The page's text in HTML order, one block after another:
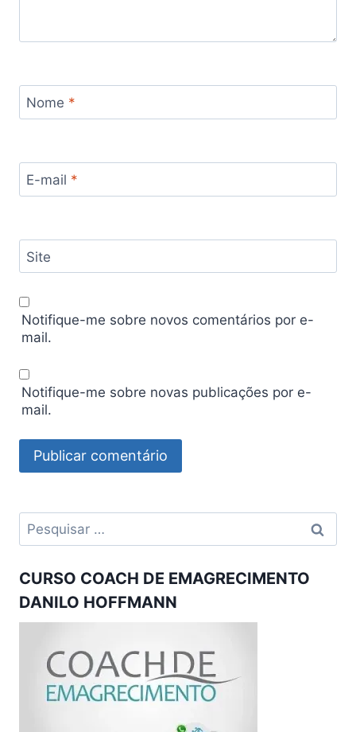
Nome *
E-mail *
Site
Notifique-me sobre novos comentários por e-
mail.
Notifique-me sobre novas publicações por e-
mail.
Pesquisar
por:
CURSO COACH DE EMAGRECIMENTO
DANILO HOFFMANN